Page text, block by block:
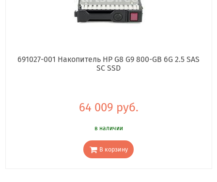
691027-001 Накопитель HP G8 G9 800-GB 6G 2.5 SAS
SC SSD
64 009 руб.
в наличии
В корзину